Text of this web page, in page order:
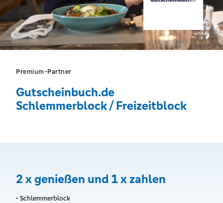
Premium-Partner
Gutscheinbuch.de
Schlemmerblock / Freizeitblock
2 x genießen und 1 x zahlen
• Schlemmerblock